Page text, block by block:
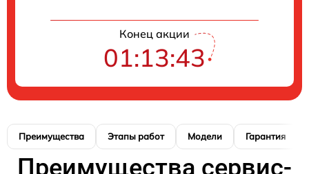
Конец акции
01:13:42
Преимущества Этапы работ Модели Гарантия
Преимущества сервис-